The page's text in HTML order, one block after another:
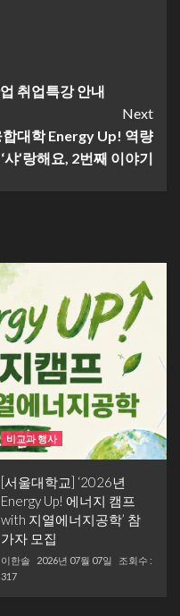
취업특강 안내
Next
대학 Energy Up! 역량
’랑해요, 2번째 이야기
비교과 행사
[서울대학교] ‘2026년
Energy Up! 에너지 캠프
with 지열에너지공학’ 참
가자 모집
이한솔 2026년 07월 07일
조회수 :
317